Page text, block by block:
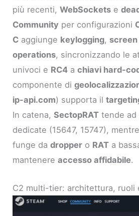
più recenti,WebSockets e
Community per configurazioni
C aggiunge keylogging,
operations, sincronizzando le
univoci e RC4 achiavi hard-
componente di
ip-api.com) supporta il
In catena,SectopRAT tende ad
dedicate (15647, 15747),
funge dadropper o RAT a
mantenereaccesso affidabile.
C2 multi-tier: architettura, ruoli